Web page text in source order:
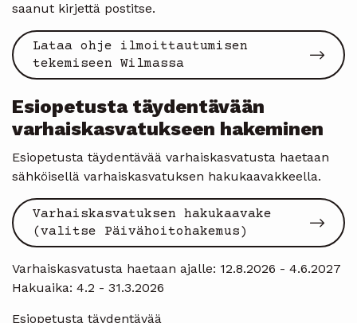
saanut kirjettä postitse.
Lataa ohje ilmoittautumisen
tekemiseen Wilmassa
Esiopetusta täydentävään
varhaiskasvatukseen hakeminen
Esiopetusta täydentävää varhaiskasvatusta haetaan
sähköisellä varhaiskasvatuksen hakukaavakkeella.
Varhaiskasvatuksen hakukaavake
(valitse Päivähoitohakemus)
Varhaiskasvatusta haetaan ajalle: 12.8.2026 - 4.6.2027
Hakuaika: 4.2 - 31.3.2026
Esiopetusta täydentävää